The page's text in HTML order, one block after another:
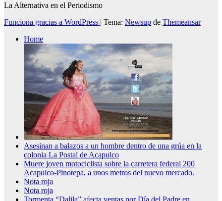
La Alternativa en el Periodismo
Funciona gracias a WordPress | Tema: Newsup de Themeansar
Home
Asesinan a balazos a un hombre dentro de una grúa en la
colonia La Postal de Acapulco
Muere joven motociclista sobre la carretera federal 200
Acapulco-Pinotepa, a unos metros del nuevo mercado.
Nota roja
Nota roja
Tormenta “Dalila” afecta ventas por Día del Padre en